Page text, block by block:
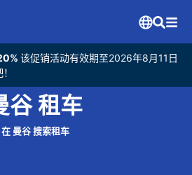
该促销活动有效期至2026年8月11日
谷 租车
在 曼谷 搜索租车